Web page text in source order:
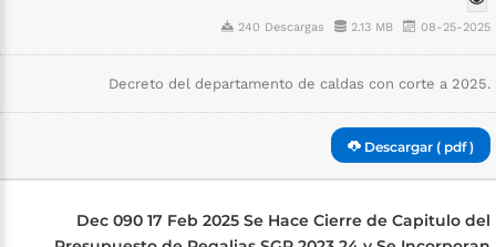
240 Descargas 2.13 MB 08-25-2025
Decreto del departamento de caldas con corte a 2025.
Descargar ( pdf )
Dec 090 17 Feb 2025 Se Hace Cierre de Capitulo del